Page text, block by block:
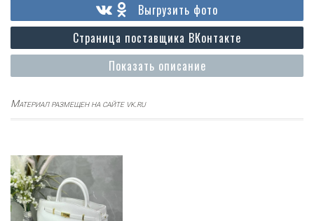
Показать описание
Страница поставщика ВКонтакте
Выгрузить фото
Материал размещен на сайте vk.ru